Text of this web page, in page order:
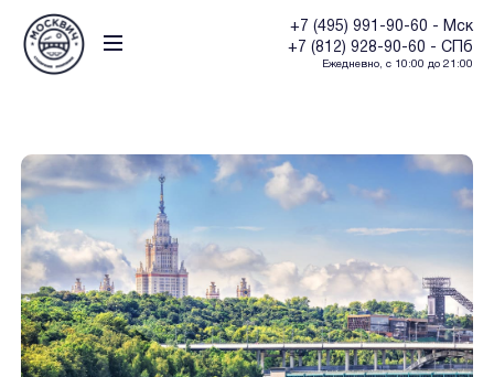
+7 (495) 991-90-60 - Мск
+7 (812) 928-90-60 - СПб
Ежедневно, с 10:00 до 21:00